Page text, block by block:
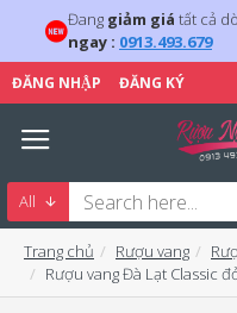
Đang giảm giá tất cả
ngay : 0913.493.679
ĐĂNG NHẬP ĐĂNG KÝ
All
Trang chủ Rượu vang
Rượu vang Đà Lạt Classic